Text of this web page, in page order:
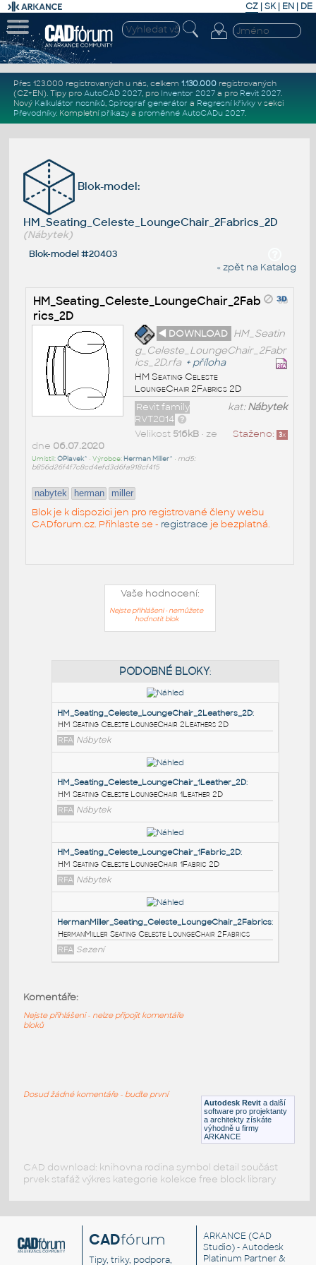
CZ | SK| EN | DE
Přes 123.000 registrovaných u nás, celkem 1.130.000registrovaných
(CZ+EN). Tipy pro AutoCAD 2027, pro Inventor 2027a pro Revit 2027.
Nový Kalkulátor nosníků, Spirograf generátor a Regresní křivkyv sekci
Převodníky. Kompletní příkazya proměnné AutoCADu 2027.
Blok-model:
HM_Seating_Celeste_LoungeChair_2Fabrics_2D
(Nábytek)
Blok-model #20403
« zpět na Katalog
HM_Seating_Celeste_LoungeChair_2Fab
rics_2D
◄ DOWNLOAD HM_Seatin
g_Celeste_LoungeChair_2Fabr
ics_2D.rfa + příloha
HM Seating Celeste
LoungeChair 2Fabrics 2D
kat:Nábytek
Revit family
RVT2014
Staženo: 3x
Velikost 516kB• ze
dne 06.07.2020
Umístil:OPlavek^ • Výrobce: Herman Miller^ • md5:
b856d26f4f7c8cd4efd3d6fa918cf415
nabytek herman miller
Blok je k dispozici jen pro registrované členy webu
CADforum.cz. Přihlaste se - registrace je bezplatná.
Vaše hodnocení:
Nejste přihlášeni - nemůžete
hodnotit blok
PODOBNÉ BLOKY
HM_Seating_Celeste_LoungeChair_2Leathers_2D
HM Seating Celeste LoungeChair 2Leathers 2D
RFA Nábytek
HM_Seating_Celeste_LoungeChair_1Leather_2D
HM Seating Celeste LoungeChair 1Leather 2D
RFA Nábytek
HM_Seating_Celeste_LoungeChair_1Fabric_2D
HM Seating Celeste LoungeChair 1Fabric 2D
HermanMiller Seating Celeste LoungeChair 2Fabrics
Autodesk Revit a další
software pro projektanty
a architekty získáte
výhodně u firmy
ARKANCE
Komentáře:
Nejste přihlášeni - nelze připojit komentáře
bloků
Dosud žádné komentáře - buďte první
CAD download: knihovna rodina symbol detail součást
prvek stafáž výkres kategorie kolekce free block library
CADfórum
Tipy, triky, podpora,
ARKANCE (CAD
Studio) - Autodesk
Platinum Partner &